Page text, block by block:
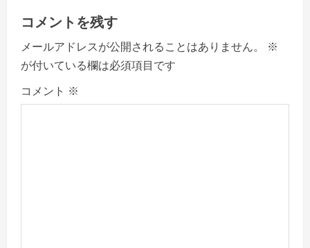
v
i
g
a
コメントを残す
メールアドレスが公開されることはありません。
※
が付いている欄は必須項目です
コメント ※